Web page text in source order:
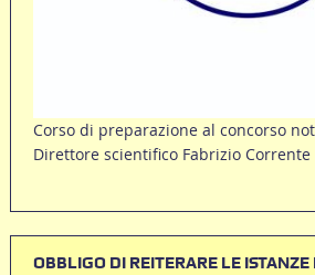
Corso di preparazione al concorso
Direttore scientifico Fabrizio Corrente
OBBLIGO DI REITERARE LE ISTANZE